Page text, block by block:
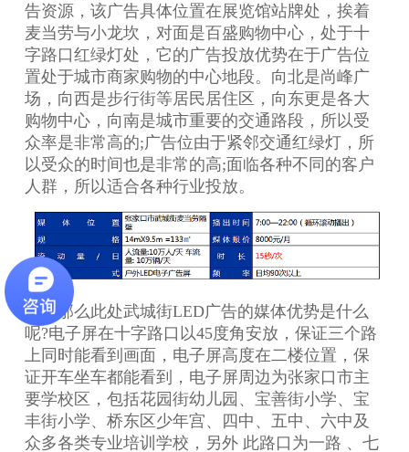
告资源，该广告具体位置在展览馆站牌处，挨着
麦当劳与小龙坎，对面是百盛购物中心，处于十
字路口红绿灯处，它的广告投放优势在于广告位
置处于城市商家购物的中心地段。向北是尚峰广
场，向西是步行街等居民居住区，向东更是各大
购物中心，向南是城市重要的交通路段，所以受
众率是非常高的;广告位由于紧邻交通红绿灯，所
以受众的时间也是非常的高;面临各种不同的客户
人群，所以适合各种行业投放。
那么此处武城街LED广告的媒体优势是什么
呢?电子屏在十字路口以45度角安放，保证三个路
上同时能看到画面，电子屏高度在二楼位置，保
证开车坐车都能看到，电子屏周边为张家口市主
要学校区，包括花园街幼儿园、宝善街小学、宝
丰街小学、桥东区少年宫、四中、五中、六中及
众多各类专业培训学校，另外 此路口为一路 、七